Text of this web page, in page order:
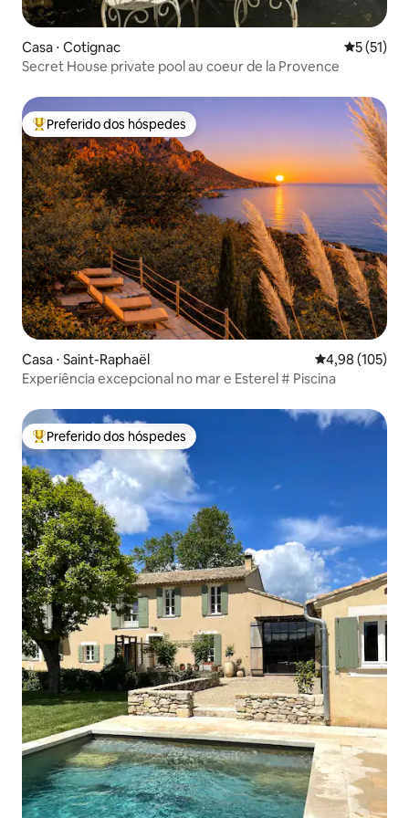
Casa ⋅ Cotignac 5 de uma
5 (51)
Secret House private pool au coeur de la Provence
Entre os melhores preferidos dos hóspedes
Preferido dos hóspedes
Casa ⋅ Saint-Raphaël 4,98 de uma
4,98 (105)
Experiência excepcional no mar e Esterel # Piscina
Entre os melhores preferidos dos hóspedes
Preferido dos hóspedes